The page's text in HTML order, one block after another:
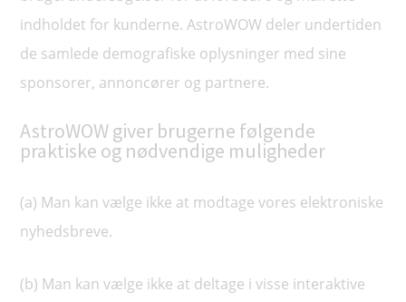
indholdet for kunderne. AstroWOW deler undertiden
de samlede demografiske oplysninger med sine
sponsorer, annoncører og partnere.
AstroWOW giver brugerne følgende
praktiske og nødvendige muligheder
(a) Man kan vælge ikke at modtage vores elektroniske
nyhedsbreve.
(b) Man kan vælge ikke at deltage i visse interaktive